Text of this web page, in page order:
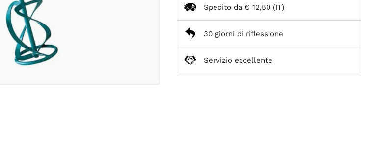
Spedito da € 12,50 (IT)
30 giorni di riflessione
Servizio eccellente